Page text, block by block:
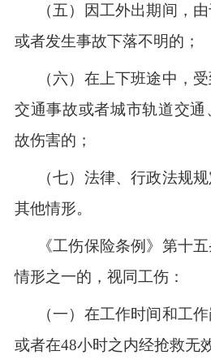
（五）因工外出期间，
或者发生事故下落不明的；
（六）在上下班途中，
交通事故或者城市轨道交
故伤害的；
（七）法律、行政法规
其他情形。
《工伤保险条例》第十
情形之一的，视同工伤：
（一）在工作时间和工
或者在48小时之内经抢救无